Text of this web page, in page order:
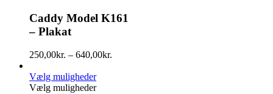
Caddy Model K161
– Plakat
250,00kr. – 640,00kr.
Vælg muligheder
Vælg muligheder